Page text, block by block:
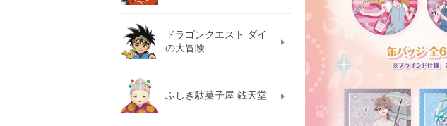
ドラゴンクエスト ダイ
の大冒険
ふしぎ駄菓子屋 銭天堂